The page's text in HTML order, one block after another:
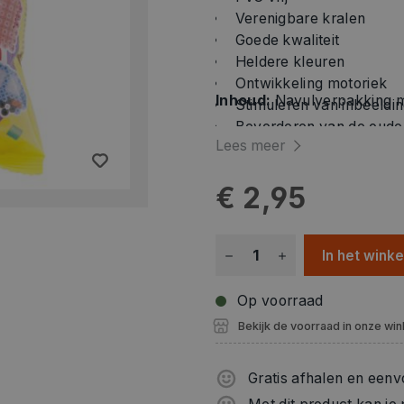
Verenigbare kralen
Goede kwaliteit
Heldere kleuren
Ontwikkeling motoriek
Stimuleren van
Bevorderen van de
Inhoud:Navulverpakking
Lees meer
€ 2,95
In het
Op voorraad
Bekijk de voorraad in onze
Gratis afhalen en